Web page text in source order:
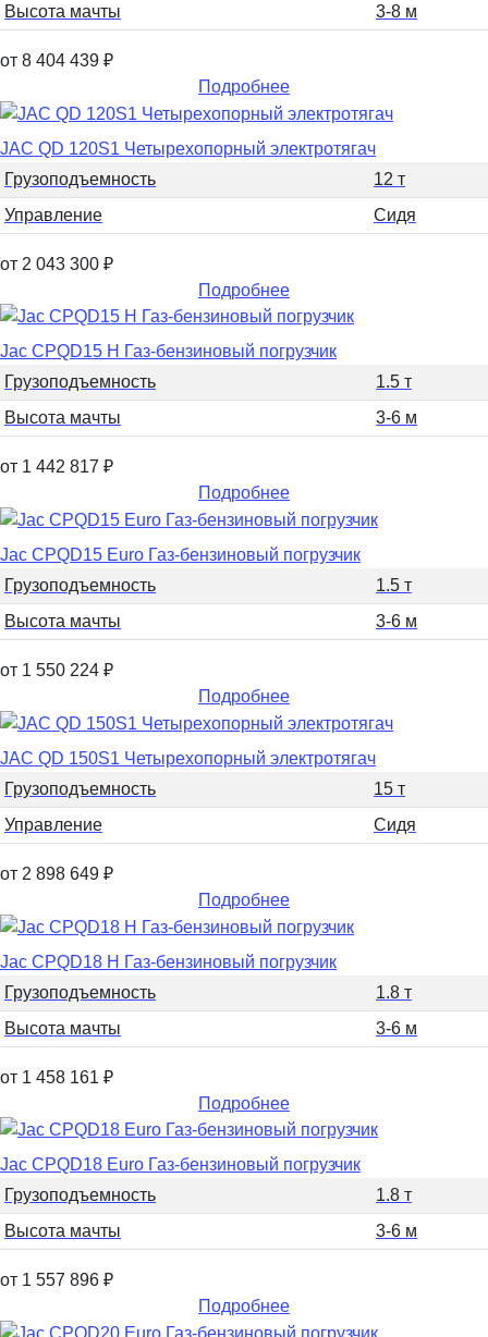
Высота мачты
3-8 м
от 8 404 439 ₽
Подробнее
JAC QD 120S1 Четырехопорный электротягач
Грузоподъемность
12 т
Управление
Сидя
от 2 043 300 ₽
Подробнее
Jac CPQD15 H Газ-бензиновый погрузчик
Грузоподъемность
1.5 т
Высота мачты
3-6 м
от 1 442 817 ₽
Подробнее
Jac CPQD15 Euro Газ-бензиновый погрузчик
Грузоподъемность
1.5 т
Высота мачты
3-6 м
от 1 550 224 ₽
Подробнее
JAC QD 150S1 Четырехопорный электротягач
Грузоподъемность
15 т
Управление
Сидя
от 2 898 649 ₽
Подробнее
Jac CPQD18 H Газ-бензиновый погрузчик
Грузоподъемность
1.8 т
Высота мачты
3-6 м
от 1 458 161 ₽
Подробнее
Jac CPQD18 Euro Газ-бензиновый погрузчик
Грузоподъемность
1.8 т
Высота мачты
3-6 м
от 1 557 896 ₽
Подробнее